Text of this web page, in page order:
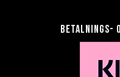
Betalnings-